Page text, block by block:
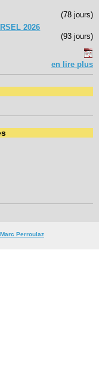
(78 jours)
2026
(93 jours)
en lire plus
Marc Perroulaz